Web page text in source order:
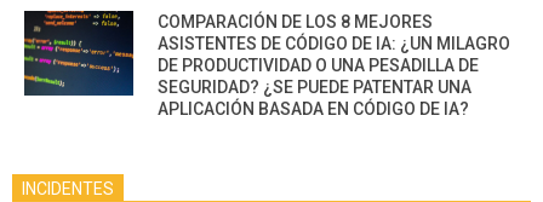
COMPARACIÓN DE LOS 8 MEJORES
ASISTENTES DE CÓDIGO DE IA: ¿UN MILAGRO
DE PRODUCTIVIDAD O UNA PESADILLA DE
SEGURIDAD? ¿SE PUEDE PATENTAR UNA
APLICACIÓN BASADA EN CÓDIGO DE IA?
INCIDENTES